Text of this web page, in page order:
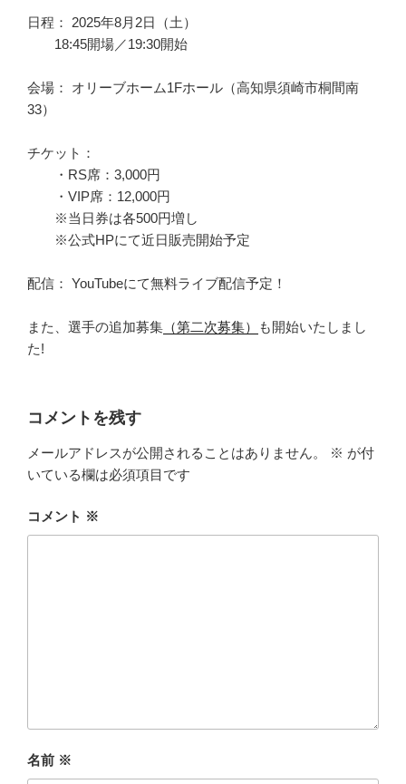
日程： 2025年8月2日（土）
18:45開場／19:30開始
会場： オリーブホーム1Fホール（高知県須崎市桐間南
33）
チケット：
・RS席：3,000円
・VIP席：12,000円
※当日券は各500円増し
※公式HPにて近日販売開始予定
配信： YouTubeにて無料ライブ配信予定！
また、選手の追加募集 （第二次募集）
も開始いたしまし
た!
コメントを残す
メールアドレスが公開されることはありません。 ※ が付
いている欄は必須項目です
コメント ※
名前 ※